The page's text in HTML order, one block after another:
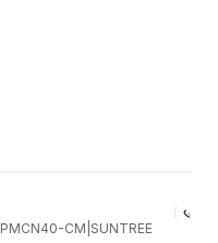
PMCN40-CM SUNTREE